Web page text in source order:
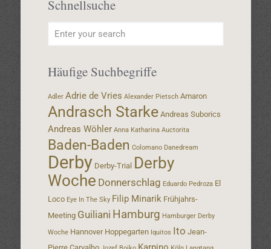
Schnellsuche
Häufige Suchbegriffe
Adler Adrie de Vries Alexander Pietsch Amaron
Andrasch Starke Andreas Suborics
Andreas Wöhler Anna Katharina Auctorita
Baden-Baden Colomano Danedream
Derby Derby-Trial Derby
Woche Donnerschlag Eduardo Pedroza El
Loco Eye In The Sky Filip Minarik Frühjahrs-
Meeting Guiliani Hamburg Hamburger Derby
Woche Hannover Hoppegarten Iquitos Ito Jean-